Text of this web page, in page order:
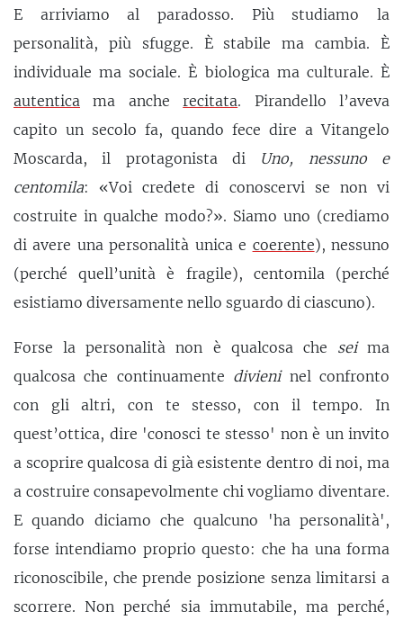
E arriviamo al paradosso. Più studiamo la
personalità, più sfugge. È stabile ma cambia. È
individuale ma sociale. È biologica ma culturale. È
autentica ma ancherecitata. Pirandello l’aveva
capito un secolo fa, quando fece dire a Vitangelo
Moscarda, il protagonista di Uno, nessuno e
centomila: «Voi credete di conoscervi se non vi
costruite in qualche modo?». Siamo uno (crediamo
di avere una personalità unica e coerente), nessuno
(perché quell’unità è fragile), centomila (perché
esistiamo diversamente nello sguardo di ciascuno).
Forse la personalità non è qualcosa che seima
qualcosa che continuamente divieninel confronto
con gli altri, con te stesso, con il tempo. In
quest’ottica, dire 'conosci te stesso' non è un invito
a scoprire qualcosa di già esistente dentro di noi, ma
a costruire consapevolmente chi vogliamo diventare.
E quando diciamo che qualcuno 'ha personalità',
forse intendiamo proprio questo: che ha una forma
riconoscibile, che prende posizione senza limitarsi a
scorrere. Non perché sia immutabile, ma perché,